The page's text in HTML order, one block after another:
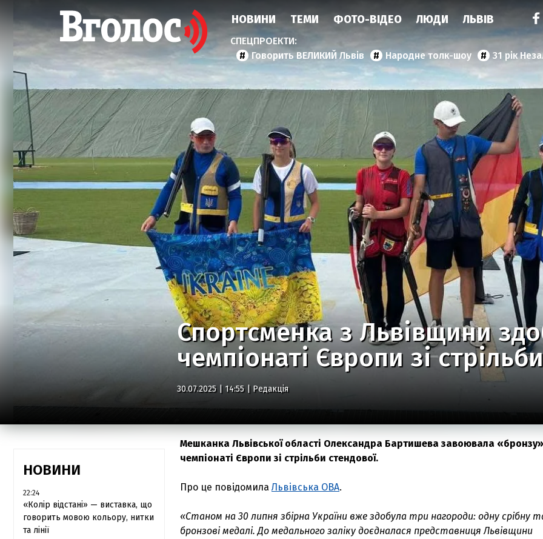
НОВИНИ ТЕМИ ФОТО-ВІДЕО ЛЮДИ ЛЬВІВ
Говорить ВЕЛИКИЙ Львів Народне толк-шоу 31 рік
Спортсменка з Львівщини
чемпіонаті Європи зі
30.07.2025 | 14:55 | Редакція
НОВИНИ
22:24
«Колір відстані» — виставка, що
говорить мовою кольору, нитки
та лінії
Мешканка Львівської області Олександра Бартишева завоювала
чемпіонаті Європи зі стрільби стендової.
Про це повідомила Львівська ОВА.
«Станом на 30 липня збірна України вже здобула три нагороди: одну срібну
бронзові медалі. До медального заліку доєдналася представниця Львівщини